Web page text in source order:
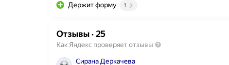
Держит форму 1
Отзывы· 25
Как Яндекс проверяет отзывы
Сирана Деркачева